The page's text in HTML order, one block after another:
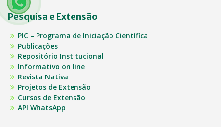
Pesquisa e Extensão
PIC – Programa de Iniciação Científica
Publicações
Repositório Institucional
Informativo on line
Revista Nativa
Projetos de Extensão
Cursos de Extensão
API WhatsApp